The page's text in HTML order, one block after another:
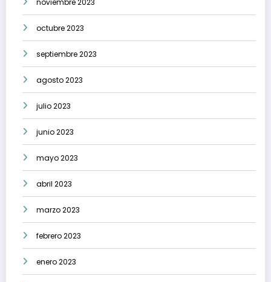
noviembre 2023
octubre 2023
septiembre 2023
agosto 2023
julio 2023
junio 2023
mayo 2023
abril 2023
marzo 2023
febrero 2023
enero 2023